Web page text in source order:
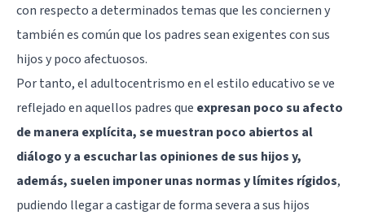
con respecto a determinados temas que les conciernen y
también es común que los padres sean exigentes con sus
hijos y poco afectuosos.
Por tanto, el adultocentrismo en el estilo educativo se ve
reflejado en aquellos padres que expresan poco su afecto
de manera explícita, se muestran poco abiertos al
diálogo y a escuchar las opiniones de sus hijos y,
además, suelen imponer unas normas y límites rígidos,
pudiendo llegar a castigar de forma severa a sus hijos